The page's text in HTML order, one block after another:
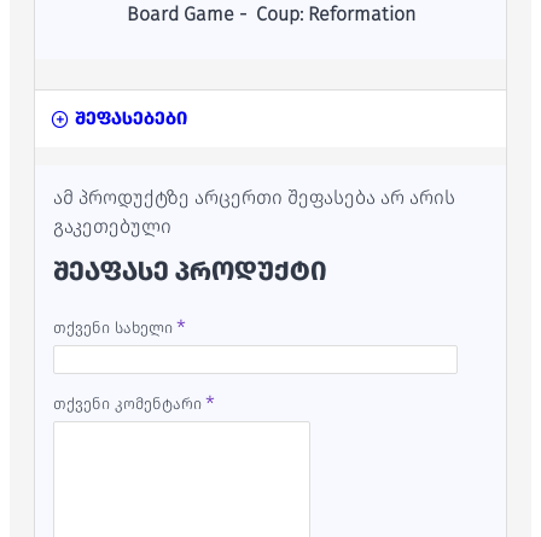
Board Game - Coup: Reformation
შეფასებები
ამ პროდუქტზე არცერთი შეფასება არ არის
გაკეთებული
ᲨᲔᲐᲤᲐᲡᲔ ᲞᲠᲝᲓᲣᲥᲢᲘ
თქვენი სახელი
თქვენი კომენტარი